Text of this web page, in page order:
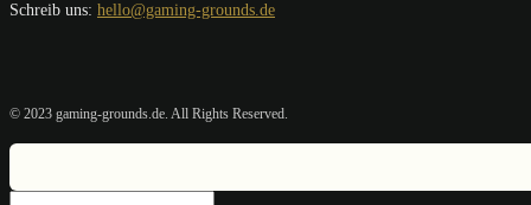
Schreib uns: hello@gaming-grounds.de
© 2023 gaming-grounds.de. All Rights Reserved.